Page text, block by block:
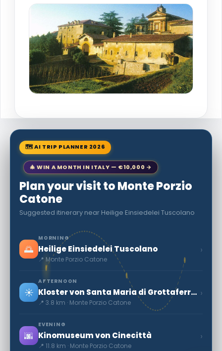
🗺 AI TRIP PLANNER 2026
🎄 WIN A MONTH IN ITALY — €10,000 →
Plan your visit to Monte Porzio
Catone
Suggested itinerary near Heilige Einsiedelei Tuscolano
🌅
MORNING
Heilige Einsiedelei Tuscolano
📍 Monte Porzio Catone
›
☀️
AFTERNOON
Kloster von Santa Maria di Grottaferrata
📍 3.8 km · Monte Porzio Catone
›
🌆
EVENING
Kinomuseum von Cinecittà
📍 11.8 km · Monte Porzio Catone
›